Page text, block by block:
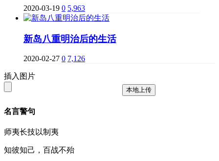
2020-03-19 0 5,963
新岛八重明治后的生活
2020-02-27 0 7,126
插入图片
本地上传
名言警句
师夷长技以制夷
知彼知己，百战不殆